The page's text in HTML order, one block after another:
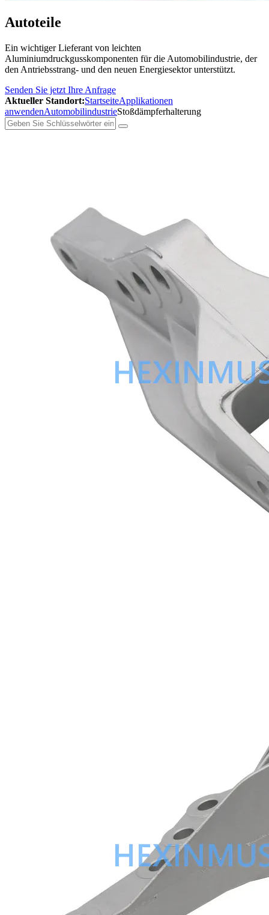
Autoteile
Ein wichtiger Lieferant von leichten
Aluminiumdruckgusskomponenten für die Automobilindustrie, der
den Antriebsstrang- und den neuen Energiesektor unterstützt.
Senden Sie jetzt Ihre Anfrage
Aktueller Standort:StartseiteApplikationen
anwendenAutomobilindustrieStoßdämpferhalterung